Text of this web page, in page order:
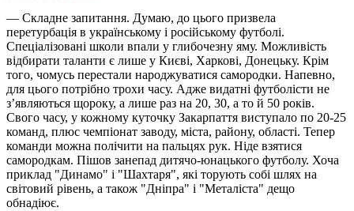
— Складне запитання. Думаю, до цього призвела
перетурбація в українському і російському футболі.
Спеціалізовані школи впали у глибочезну яму. Можливість
відбирати таланти є лише у Києві, Харкові, Донецьку. Крім
того, чомусь перестали народжуватися самородки. Напевно,
для цього потрібно трохи часу. Адже видатні футболісти не
з’являються щороку, а лише раз на 20, 30, а то й 50 років.
Свого часу, у кожному куточку Закарпаття виступало по 20-25
команд, плюс чемпіонат заводу, міста, району, області. Тепер
команди можна полічити на пальцях рук. Ніде взятися
самородкам. Пішов занепад дитячо-юнацького футболу. Хоча
приклад "Динамо" і "Шахтаря", які торують собі шлях на
світовий рівень, а також "Дніпра" і "Металіста" дещо
обнадіює.